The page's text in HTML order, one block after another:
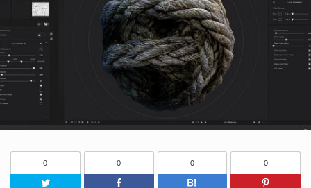
0
Twitter
0
Facebook
0
はてなブッ
0